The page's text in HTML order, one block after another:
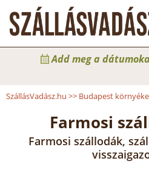
Add meg a
SzállásVadász.hu >> Budapest környéke
Farmosi
Farmosi szállodák,